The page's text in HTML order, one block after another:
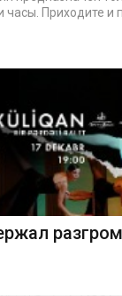
часы. Приходите и